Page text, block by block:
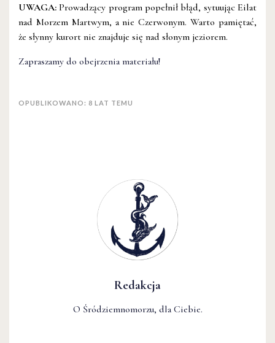
Redakcja
O Śródziemnomorzu, dla Ciebie.
UWAGA: Prowadzący program popełnił błąd, sytuując Eilat
nad Morzem Martwym, a nie Czerwonym. Warto pamiętać,
że słynny kurort nie znajduje się nad słonym jeziorem.
Zapraszamy do obejrzenia materiału!
OPUBLIKOWANO: 8 LAT TEMU